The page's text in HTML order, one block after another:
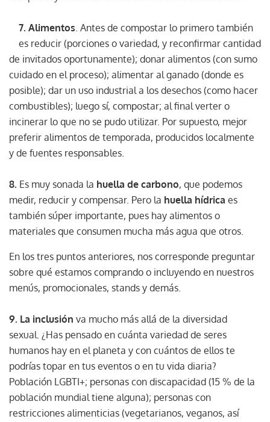
7. Alimentos. Antes de compostar lo primero también
es reducir (porciones o variedad, y reconfirmar cantidad
de invitados oportunamente); donar alimentos (con sumo
cuidado en el proceso); alimentar al ganado (donde es
posible); dar un uso industrial a los desechos (como hacer
combustibles); luego sí, compostar; al final verter o
incinerar lo que no se pudo utilizar. Por supuesto, mejor
preferir alimentos de temporada, producidos localmente
y de fuentes responsables.
8. Es muy sonada la huella de carbono, que podemos
medir, reducir y compensar. Pero la huella hídrica es
también súper importante, pues hay alimentos o
materiales que consumen mucha más agua que otros.
En los tres puntos anteriores, nos corresponde preguntar
sobre qué estamos comprando o incluyendo en nuestros
menús, promocionales, stands y demás.
9. La inclusión va mucho más allá de la diversidad
sexual. ¿Has pensado en cuánta variedad de seres
humanos hay en el planeta y con cuántos de ellos te
podrías topar en tus eventos o en tu vida diaria?
Población LGBTI+; personas con discapacidad (15 % de la
población mundial tiene alguna); personas con
restricciones alimenticias (vegetarianos, veganos, así